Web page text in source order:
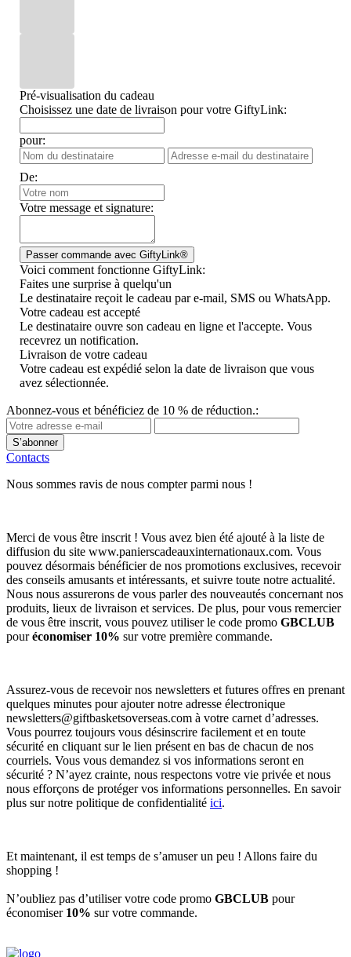
Pré-visualisation du cadeau
Choisissez une date de livraison pour votre GiftyLink:
pour:
De:
Votre message et signature:
Voici comment fonctionne GiftyLink:
Faites une surprise à quelqu'un
Le destinataire reçoit le cadeau par e-mail, SMS ou WhatsApp.
Votre cadeau est accepté
Le destinataire ouvre son cadeau en ligne et l'accepte. Vous
recevrez un notification.
Livraison de votre cadeau
Votre cadeau est expédié selon la date de livraison que vous
avez sélectionnée.
Abonnez-vous et bénéficiez de 10 % de réduction.:
S’abonner
Contacts
Nous sommes ravis de nous compter parmi nous !
Merci de vous être inscrit ! Vous avez bien été ajouté à la liste de
diffusion du site www.panierscadeauxinternationaux.com. Vous
pouvez désormais bénéficier de nos promotions exclusives, recevoir
des conseils amusants et intéressants, et suivre toute notre actualité.
Nous nous assurerons de vous parler des nouveautés concernant nos
produits, lieux de livraison et services. De plus, pour vous remercier
de vous être inscrit, vous pouvez utiliser le code promo GBCLUB
pouréconomiser 10% sur votre première commande.
Assurez-vous de recevoir nos newsletters et futures offres en prenant
quelques minutes pour ajouter notre adresse électronique
newsletters@giftbasketsoverseas.com à votre carnet d’adresses.
Vous pourrez toujours vous désinscrire facilement et en toute
sécurité en cliquant sur le lien présent en bas de chacun de nos
courriels. Vous vous demandez si vos informations seront en
sécurité ? N’ayez crainte, nous respectons votre vie privée et nous
nous efforçons de protéger vos informations personnelles. En savoir
plus sur notre politique de confidentialité ici.
Et maintenant, il est temps de s’amuser un peu ! Allons faire du
shopping !
N’oubliez pas d’utiliser votre code promo GBCLUB pour
économiser 10% sur votre commande.